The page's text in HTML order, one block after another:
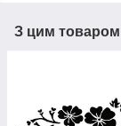
З цим